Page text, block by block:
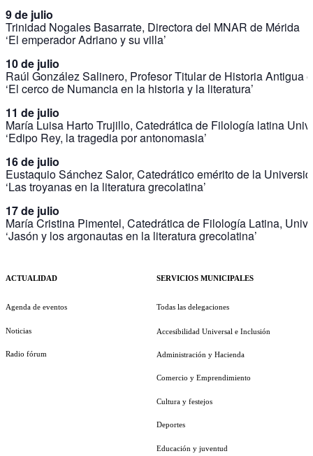
9 de julio
Trinidad Nogales Basarrate, Directora del MNAR de Mérida
‘El emperador Adriano y su villa’
10 de julio
Raúl González Salinero, Profesor Titular de Historia Antigua
‘El cerco de Numancia en la historia y la literatura’
11 de julio
María Luisa Harto Trujillo, Catedrática de Filología latina
‘Edipo Rey, la tragedia por antonomasia’
16 de julio
Eustaquio Sánchez Salor, Catedrático emérito de la
‘Las troyanas en la literatura grecolatina’
17 de julio
María Cristina Pimentel, Catedrática de Filología Latina,
‘Jasón y los argonautas en la literatura grecolatina’
ACTUALIDAD
Agenda de eventos
Noticias
Radio fórum
SERVICIOS MUNICIPALES
Todas las delegaciones
Accesibilidad Universal e Inclusión
Administración y Hacienda
Comercio y Emprendimiento
Cultura y festejos
Deportes
Educación y juventud